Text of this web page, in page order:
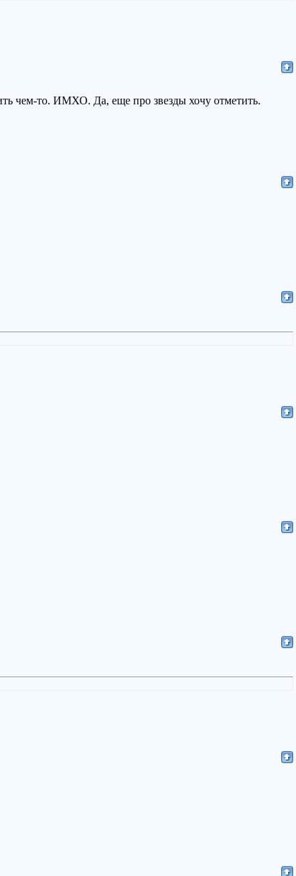
чем-то. ИМХО. Да, еще про звезды хочу отметить.